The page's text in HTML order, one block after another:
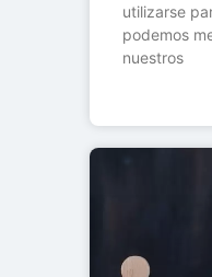
utilizarse
podemos
nuestros